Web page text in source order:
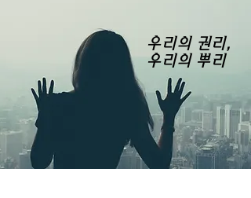
우리의 권리,
우리의 뿌리